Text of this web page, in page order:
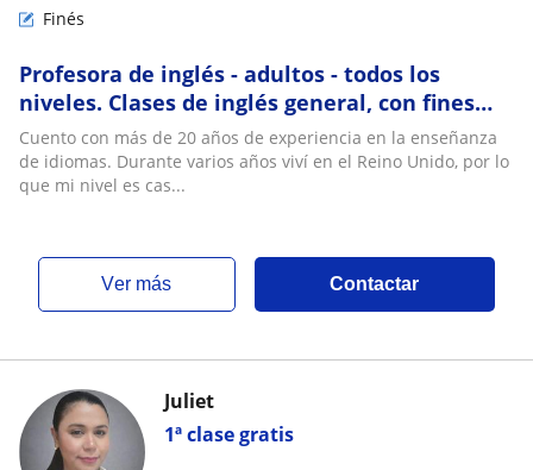
Finés
Profesora de inglés - adultos - todos los
niveles. Clases de inglés general, con fines
específicos (turismo) y conversación
Cuento con más de 20 años de experiencia en la enseñanza
de idiomas. Durante varios años viví en el Reino Unido, por lo
que mi nivel es cas...
ver más Contactar
1ª clase gratis
Juliet